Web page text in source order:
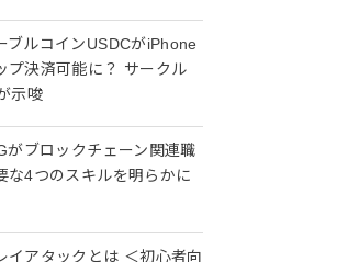
ブルコインUSDCがiPhone
プ決済可能に？ サークル
示唆
がブロックチェーン関連職
な4つのスキルを明らかに
イアタックとは ＜初心者向